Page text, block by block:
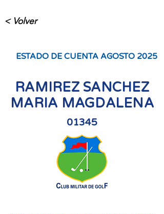
< Volver
ESTADO DE CUENTA AGOSTO 2025
RAMIREZ SANCHEZ
MARIA MAGDALENA
01345